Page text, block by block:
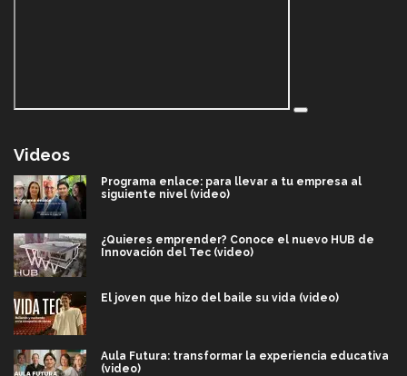
Videos
Programa enlace: para llevar a tu empresa al
siguiente nivel (video)
¿Quieres emprender? Conoce el nuevo HUB de
Innovación del Tec (video)
El joven que hizo del baile su vida (video)
Aula Futura: transformar la experiencia educativa
(video)